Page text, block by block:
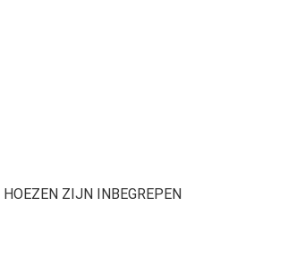
ZIJN INBEGREPEN